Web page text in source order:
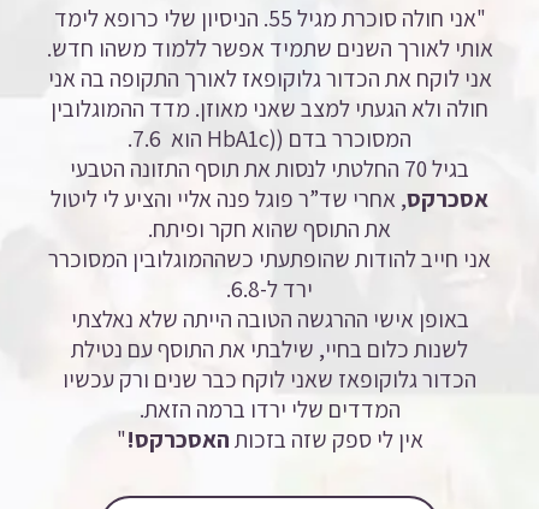
"אני חולה סוכרת מגיל 55. הניסיון שלי כרופא לימד
אותי לאורך השנים שתמיד אפשר ללמוד משהו חדש.
אני לוקח את הכדור גלוקופאז לאורך התקופה בה אני
חולה ולא הגעתי למצב שאני מאוזן. מדד ההמוגלובין
המסוכרר בדם ((HbA1c
הוא 7.6.
בגיל 70 החלטתי לנסות את תוסף התזונה הטבעי
אסכרקס, אחרי שד”ר פוגל פנה אליי והציע לי ליטול
את התוסף שהוא חקר ופיתח.
אני חייב להודות שהופתעתי כשההמוגלובין המסוכרר
ירד ל-6.8.
באופן אישי ההרגשה הטובה הייתה שלא נאלצתי
לשנות כלום בחיי, שילבתי את התוסף עם נטילת
הכדור גלוקופאז שאני לוקח כבר שנים ורק עכשיו
המדדים שלי ירדו ברמה הזאת.
אין לי ספק שזה בזכותהאסכרקס!"